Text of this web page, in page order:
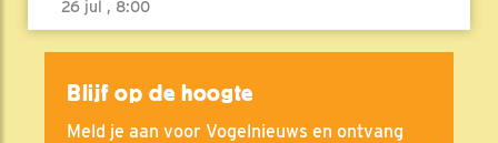
26 jul , 8:00
Blijf op de hoogte
Meld je aan voor Vogelnieuws en ontvang